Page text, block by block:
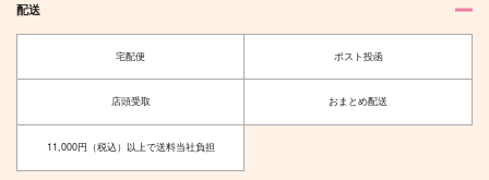
配送
宅配便 ポスト投函
店頭受取 おまとめ配送
11,000円（税込）以上で送料当社負担